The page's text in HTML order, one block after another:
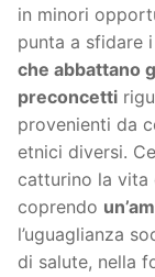
in minori
punta a sfidare
che abbattano
preconcetti
provenienti da
etnici diversi.
catturino la vita
coprendo
l’uguaglianza
di salute, nella